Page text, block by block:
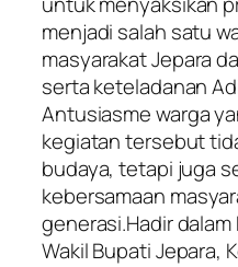
menjadi salah satu
masyarakat Jepara
serta keteladanan
Antusiasme warga
kegiatan tersebut
budaya, tetapi juga
kebersamaan
generasi.Hadir
Wakil Bupati Jepara,